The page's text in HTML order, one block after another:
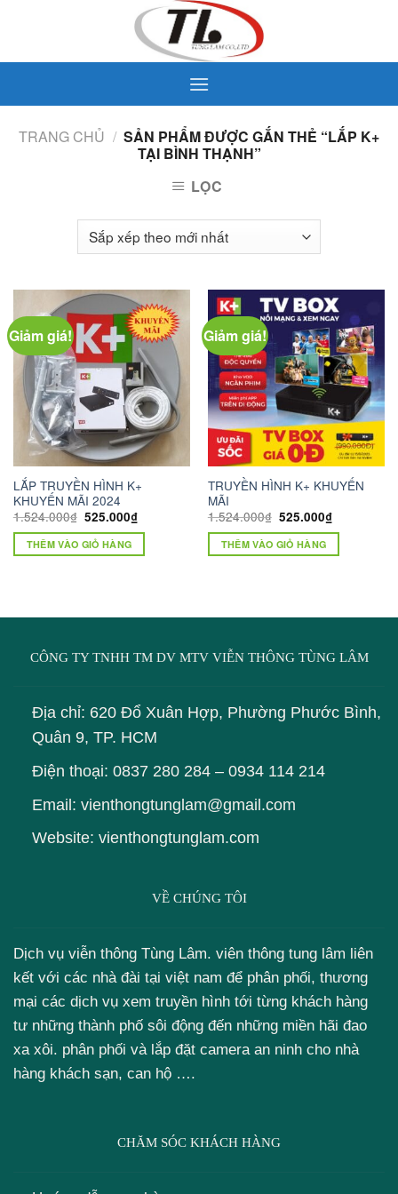
TRANG CHỦ / SẢN PHẨM ĐƯỢC GẮN THẺ “LẮP K+
TẠI BÌNH THẠNH”
LỌC
Giảm giá!
LẮP TRUYỀN HÌNH K+
KHUYẾN MÃI 2024
1.524.000₫ Giá
gốc
là:
1.524.000₫.
525.000₫Giá
hiện
tại
525.000₫.
THÊM VÀO GIỎ HÀNG
Giảm giá!
TRUYỀN HÌNH K+ KHUYẾN
MÃI
1.524.000₫ Giá
gốc
là:
1.524.000₫.
525.000₫Giá
hiện
tại
525.000₫.
THÊM VÀO GIỎ HÀNG
CÔNG TY TNHH TM DV MTV VIỄN THÔNG TÙNG LÂM
Địa chỉ: 620 Đổ Xuân Hợp, Phường Phước Bình,
Quân 9, TP. HCM
Điện thoại: 0837 280 284– 0934 114 214
Email: vienthongtunglam@gmail.com
Website: vienthongtunglam.com
VỀ CHÚNG TÔI
Dịch vụ viễn thông Tùng Lâm. viên thông tung lâm liên
kết với các nhà đài tại việt nam để phân phối, thương
mại các dịch vụ xem truyền hình tới từng khách hàng
tư những thành phố sôi động đến những miền hãi đao
xa xôi. phân phối và lắp đặt camera an ninh cho nhà
hàng khách sạn, can hộ ….
CHĂM SÓC KHÁCH HÀNG